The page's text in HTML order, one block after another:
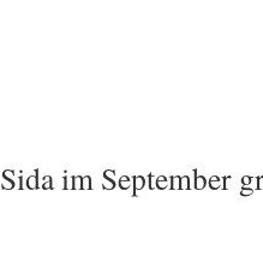
Sida im September